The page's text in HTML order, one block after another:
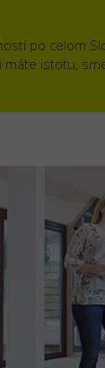
po celom
máte istotu,